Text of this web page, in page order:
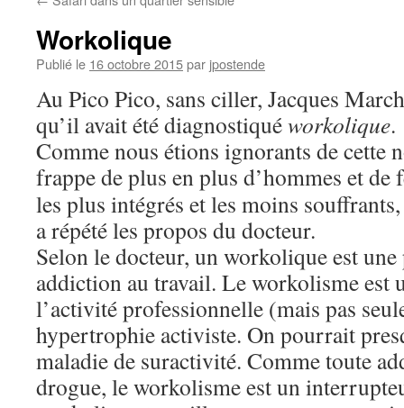
Workolique
Publié le 16 octobre 2015par jpostende
Au Pico Pico, sans ciller, Jacques
qu’il avait été diagnostiquéworkolique.
Comme nous étions ignorants de cette
frappe de plus en plus d’hommes et de
les plus intégrés et les moins
a répété les propos du docteur.
Selon le docteur, un workolique est
addiction au travail. Le workolisme est
l’activité professionnelle (mais pas
hypertrophie activiste. On pourrait
maladie de suractivité. Comme toute
drogue, le workolisme est un